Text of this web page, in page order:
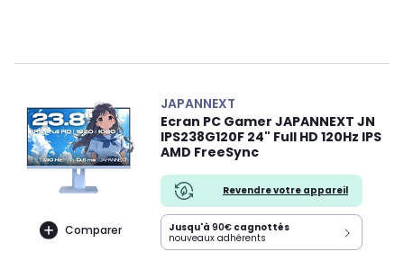
Comparer
JAPANNEXT
Ecran PC Gamer JAPANNEXT JN
IPS238G120F 24" Full HD 120Hz IPS
AMD FreeSync
Revendre votre appareil
Jusqu'à 90€ cagnottés
nouveaux adhérents